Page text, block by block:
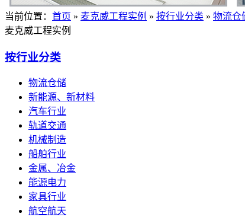
当前位置 ： 首页 » 麦克威工程实例 » 按行业分类 » 物流仓
麦克威工程实例
按行业分类
物流仓储
新能源、新材料
汽车行业
轨道交通
机械制造
船舶行业
金属、冶金
能源电力
家具行业
航空航天